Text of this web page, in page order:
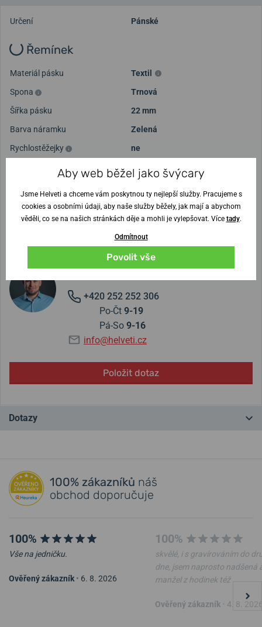
Určení Pánské
Řemínek
Materiál pásku
Textil
Spona
Trnová
Šířka pásku
22 mm
Barva náramku
Zelená
Rychlostěžejky
ne
získejte 200 Kč nanákup hodinek.
Garant: Kateřina Žváček
Obraťte se na specialistu Helveti
+420 252 252 306
Po-Čt 9-19
Pá-So 9-16
info@helveti.cz
Položit dotaz
Dotazy
Přidat dotaz
100% zákazníků náš
obchod doporučuje
100%
Vše na jedničku.
Ověřený zákazník • 6. 8. 2026
100%
skvělé, i s gravírováním do
dne, jsem naprosto nadšená
manžel z hodinek též
Ověřený zákazník 4. 8.
Aby web běžel jako švýcary
Jsme Helveti a chceme vám poskytnou ty nejlepší služby. Pracujeme s
cookies a osobními údaji, aby naše služby běžely, jak mají a abychom
věděli, co se na našich stránkách děje a mohli je vylepšovat. Více tady.
Odmítnout
Povolit vše